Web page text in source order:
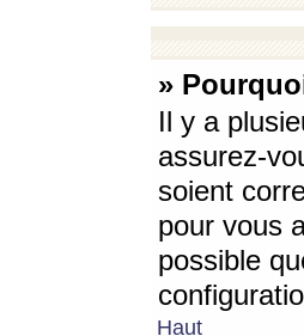
»
Il y a
assurez-
soient
pour vous
possible
Haut